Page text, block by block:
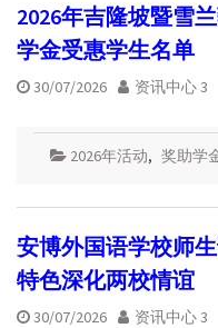
2026年吉隆坡暨雪
学金受惠学生名单
30/07/2026 资讯中心 3
2026年活动, 奖助学
安博外国语学校师
特色深化两校情谊
30/07/2026 资讯中心 3